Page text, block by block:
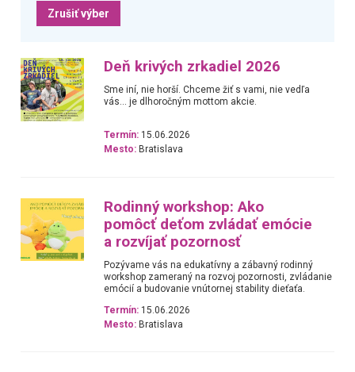
Zrušiť výber
Deň krivých zrkadiel 2026
Sme iní, nie horší. Chceme žiť s vami, nie vedľa
vás... je dlhoročným mottom akcie.
Termín: 15.06.2026
Mesto: Bratislava
Rodinný workshop: Ako
pomôcť deťom zvládať emócie
a rozvíjať pozornosť
Pozývame vás na edukatívny a zábavný rodinný
workshop zameraný na rozvoj pozornosti, zvládanie
emócií a budovanie vnútornej stability dieťaťa.
Termín: 15.06.2026
Mesto: Bratislava